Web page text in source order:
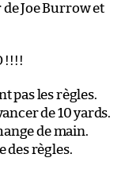
Joe Burrow et
!!!!
pas les règles.
de 10 yards.
de main.
des règles.